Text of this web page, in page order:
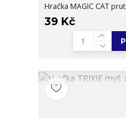
Hračka MAGIC CAT
39 Kč